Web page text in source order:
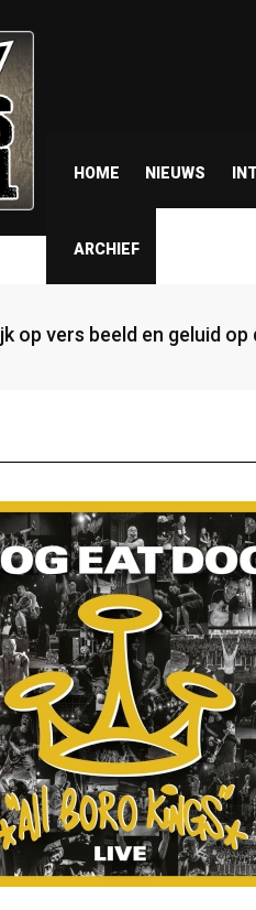
HOME NIEUWS
ARCHIEF
op vers beeld en geluid